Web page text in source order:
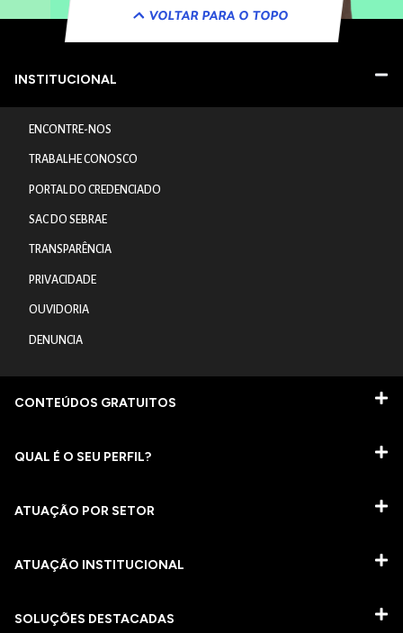
VOLTAR PARA O TOPO
INSTITUCIONAL
ENCONTRE-NOS
TRABALHE CONOSCO
PORTAL DO CREDENCIADO
SAC DO SEBRAE
TRANSPARÊNCIA
PRIVACIDADE
OUVIDORIA
DENUNCIA
CONTEÚDOS GRATUITOS
QUAL É O SEU PERFIL?
ATUAÇÃO POR SETOR
ATUAÇÃO INSTITUCIONAL
SOLUÇÕES DESTACADAS